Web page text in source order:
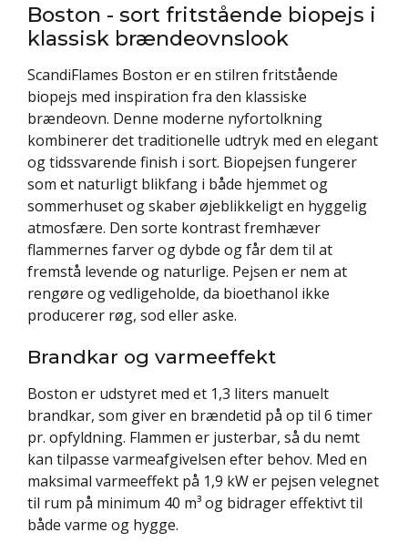
Boston - sort fritstående biopejs i
klassisk brændeovnslook
ScandiFlames Boston er en stilren fritstående
biopejs med inspiration fra den klassiske
brændeovn. Denne moderne nyfortolkning
kombinerer det traditionelle udtryk med en elegant
og tidssvarende finish i sort. Biopejsen fungerer
som et naturligt blikfang i både hjemmet og
sommerhuset og skaber øjeblikkeligt en hyggelig
atmosfære. Den sorte kontrast fremhæver
flammernes farver og dybde og får dem til at
fremstå levende og naturlige. Pejsen er nem at
rengøre og vedligeholde, da bioethanol ikke
producerer røg, sod eller aske.
Brandkar og varmeeffekt
Boston er udstyret med et 1,3 liters manuelt
brandkar, som giver en brændetid på op til 6 timer
pr. opfyldning. Flammen er justerbar, så du nemt
kan tilpasse varmeafgivelsen efter behov. Med en
maksimal varmeeffekt på 1,9 kW er pejsen velegnet
til rum på minimum 40 m³ og bidrager effektivt til
både varme og hygge.